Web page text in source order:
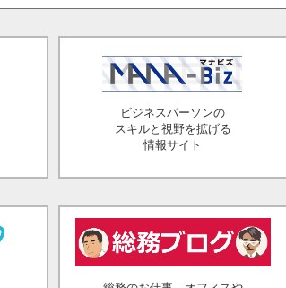
ビジネスパーソンの
スキルと視野を拡げる
情報サイト